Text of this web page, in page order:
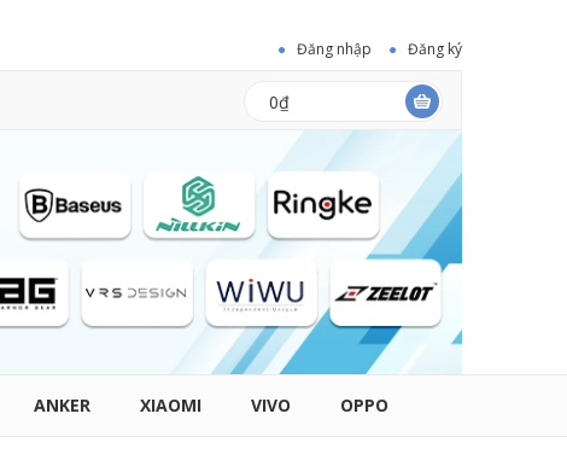
Đăng nhập Đăng ký
0₫
ANKER XIAOMI VIVO OPPO